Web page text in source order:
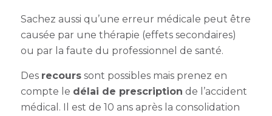
Sachez aussi qu’une erreur médicale peut être
causée par une thérapie (effets secondaires)
ou par la faute du professionnel de santé.
Des recourssont possibles mais prenez en
compte le délai de prescription de l’accident
médical . Il est de 10 ans après la consolidation